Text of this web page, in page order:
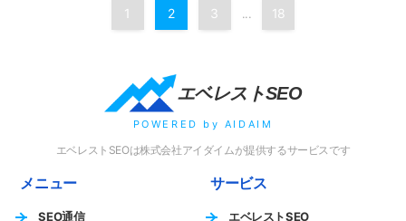
1 2 3 ... 18
エベレストSEO
POWERED by AIDAIM
エベレストSEOは株式会社アイダイムが提供するサービスです
メニュー
SEO通信
サービス
エベレストSEO